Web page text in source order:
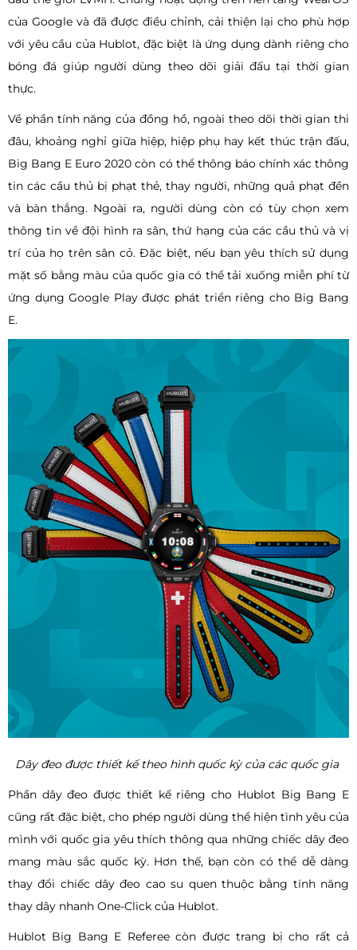
của Google và đã được điều chỉnh, cải thiện lại cho phù hợp
với yêu cầu của Hublot, đặc biệt là ứng dụng dành riêng cho
bóng đá giúp người dùng theo dõi giải đấu tại thời gian
thực.
Về phần tính năng của đồng hồ, ngoài theo dõi thời gian thi
đâu, khoảng nghỉ giữa hiệp, hiệp phụ hay kết thúc trận đấu,
Big Bang E Euro 2020 còn có thể thông báo chính xác thông
tin các cầu thủ bị phạt thẻ, thay người, những quả phạt đền
và bàn thắng. Ngoài ra, người dùng còn có tùy chọn xem
thông tin về đội hình ra sân, thứ hạng của các cầu thủ và vị
trí của họ trên sân cỏ. Đặc biệt, nếu bạn yêu thích sử dụng
mặt số bằng màu của quốc gia có thể tải xuống miễn phí từ
ứng dụng Google Play được phát triển riêng cho Big Bang
E.
Dây đeo được thiết kế theo hình quốc kỳ của các quốc gia
Phần dây đeo được thiết kế riêng cho Hublot Big Bang E
cũng rất đặc biệt, cho phép người dùng thể hiện tình yêu của
mình với quốc gia yêu thích thông qua những chiếc dây đeo
mang màu sắc quốc kỳ. Hơn thế, bạn còn có thể dễ dàng
thay đổi chiếc dây đeo cao su quen thuộc bằng tính năng
thay dây nhanh One-Click của Hublot.
Hublot Big Bang E Referee còn được trang bị cho rất cả